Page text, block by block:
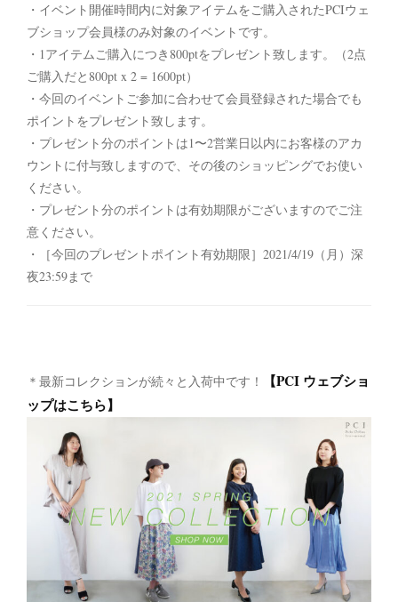
・イベント開催時間内に対象アイテムをご購入されたPCIウェ
ブショップ会員様のみ対象のイベントです。
・1アイテムご購入につき800ptをプレゼント致します。（2点
ご購入だと800pt x 2 = 1600pt）
・今回のイベントご参加に合わせて会員登録された場合でも
ポイントをプレゼント致します。
・プレゼント分のポイントは1〜2営業日以内にお客様のアカ
ウントに付与致しますので、その後のショッピングでお使い
ください。
・プレゼント分のポイントは有効期限がございますのでご注
意ください。
・［今回のプレゼントポイント有効期限］2021/4/19（月）深
夜23:59まで
＊最新コレクションが続々と入荷中です！
【PCI ウェブショ
ップはこちら】